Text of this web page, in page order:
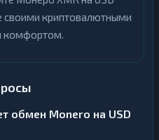
своими криптовалютными
комфортом.
обмен Monero на USD